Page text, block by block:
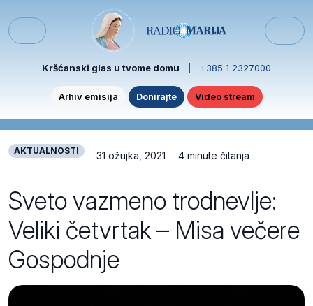
Menu
Kršćanski glas u tvome domu +385 1 2327000
Arhiv emisija Donirajte Video stream
AKTUALNOSTI 31 ožujka, 2021 4 minute čitanja
Sveto vazmeno trodnevlje:
Veliki četvrtak – Misa večere
Gospodnje